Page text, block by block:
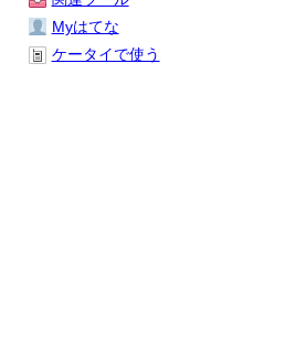
Myはてな
ケータイで使う